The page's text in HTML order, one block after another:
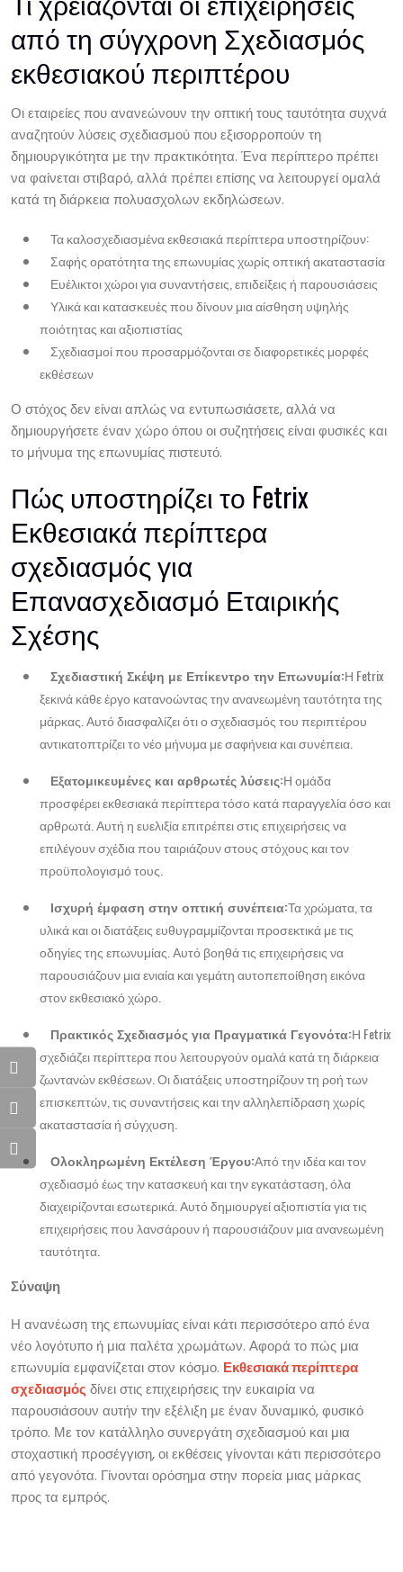
από τη σύγχρονη Σχεδιασμός
εκθεσιακού περιπτέρου
Οι εταιρείες που ανανεώνουν την οπτική τους ταυτότητα συχνά
αναζητούν λύσεις σχεδιασμού που εξισορροπούν τη
δημιουργικότητα με την πρακτικότητα. Ένα περίπτερο πρέπει
να φαίνεται στιβαρό, αλλά πρέπει επίσης να λειτουργεί ομαλά
κατά τη διάρκεια πολυασχολων εκδηλώσεων.
Τα καλοσχεδιασμένα εκθεσιακά περίπτερα υποστηρίζουν:
Σαφής ορατότητα της επωνυμίας χωρίς οπτική ακαταστασία
Ευέλικτοι χώροι για συναντήσεις, επιδείξεις ή παρουσιάσεις
Υλικά και κατασκευές που δίνουν μια αίσθηση υψηλής
ποιότητας και αξιοπιστίας
Σχεδιασμοί που προσαρμόζονται σε διαφορετικές μορφές
εκθέσεων
Ο στόχος δεν είναι απλώς να εντυπωσιάσετε, αλλά να
δημιουργήσετε έναν χώρο όπου οι συζητήσεις είναι φυσικές και
το μήνυμα της επωνυμίας πιστευτό.
Πώς υποστηρίζει το Fetrix
Εκθεσιακά περίπτερα
σχεδιασμός για
Επανασχεδιασμό Εταιρικής
Σχέσης
Σχεδιαστική Σκέψη με Επίκεντρο την Επωνυμία:Η Fetrix
ξεκινά κάθε έργο κατανοώντας την ανανεωμένη ταυτότητα της
μάρκας. Αυτό διασφαλίζει ότι ο σχεδιασμός του περιπτέρου
αντικατοπτρίζει το νέο μήνυμα με σαφήνεια και συνέπεια.
Εξατομικευμένες και αρθρωτές λύσεις:Η ομάδα
προσφέρει εκθεσιακά περίπτερα τόσο κατά παραγγελία όσο και
αρθρωτά. Αυτή η ευελιξία επιτρέπει στις επιχειρήσεις να
επιλέγουν σχέδια που ταιριάζουν στους στόχους και τον
προϋπολογισμό τους.
Ισχυρή έμφαση στην οπτική συνέπεια:Τα χρώματα, τα
υλικά και οι διατάξεις ευθυγραμμίζονται προσεκτικά με τις
οδηγίες της επωνυμίας. Αυτό βοηθά τις επιχειρήσεις να
παρουσιάζουν μια ενιαία και γεμάτη αυτοπεποίθηση εικόνα
στον εκθεσιακό χώρο.
Πρακτικός Σχεδιασμός για Πραγματικά Γεγονότα:Η Fetrix
σχεδιάζει περίπτερα που λειτουργούν ομαλά κατά τη διάρκεια
ζωντανών εκθέσεων. Οι διατάξεις υποστηρίζουν τη ροή των
επισκεπτών, τις συναντήσεις και την αλληλεπίδραση χωρίς
ακαταστασία ή σύγχυση.
Ολοκληρωμένη Εκτέλεση Έργου:Από την ιδέα και τον
σχεδιασμό έως την κατασκευή και την εγκατάσταση, όλα
διαχειρίζονται εσωτερικά. Αυτό δημιουργεί αξιοπιστία για τις
επιχειρήσεις που λανσάρουν ή παρουσιάζουν μια ανανεωμένη
ταυτότητα.
Σύναψη
Η ανανέωση της επωνυμίας είναι κάτι περισσότερο από ένα
νέο λογότυπο ή μια παλέτα χρωμάτων. Αφορά το πώς μια
επωνυμία εμφανίζεται στον κόσμο. Εκθεσιακά περίπτερα
σχεδιασμός δίνει στις επιχειρήσεις την ευκαιρία να
παρουσιάσουν αυτήν την εξέλιξη με έναν δυναμικό, φυσικό
τρόπο. Με τον κατάλληλο συνεργάτη σχεδιασμού και μια
στοχαστική προσέγγιση, οι εκθέσεις γίνονται κάτι περισσότερο
από γεγονότα. Γίνονται ορόσημα στην πορεία μιας μάρκας
προς τα εμπρός.